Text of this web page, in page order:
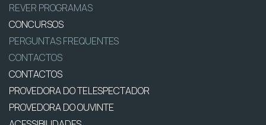
REVER PROGRAMAS
CONCURSOS
PERGUNTAS FREQUENTES
CONTACTOS
CONTACTOS
PROVEDORA DO TELESPECTADOR
PROVEDORA DO OUVINTE